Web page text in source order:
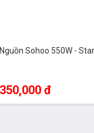
Nguồn Sohoo 550W -
350,000 đ